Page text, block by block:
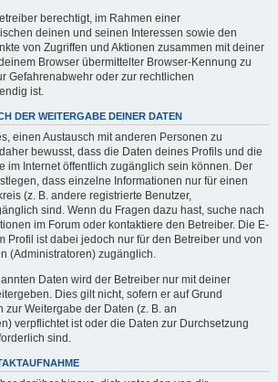
berechtigt, im Rahmen einer
deinen und seinen Interessen sowie den
von Zugriffen und Aktionen zusammen mit deiner
Browser übermittelter Browser-Kennung zu
Gefahrenabwehr oder zur rechtlichen
ist.
DER WEITERGABE DEINER DATEN
einen Austausch mit anderen Personen zu
bewusst, dass die Daten deines Profils und die
im Internet öffentlich zugänglich sein können. Der
dass einzelne Informationen nur für einen
(z. B. andere registrierte Benutzer,
sind. Wenn du Fragen dazu hast, suche nach
im Forum oder kontaktiere den Betreiber. Die E-
Profil ist dabei jedoch nur für den Betreiber und von
(Administratoren) zugänglich.
Daten wird der Betreiber nur mit deiner
Dies gilt nicht, sofern er auf Grund
Weitergabe der Daten (z. B. an
verpflichtet ist oder die Daten zur Durchsetzung
sind.